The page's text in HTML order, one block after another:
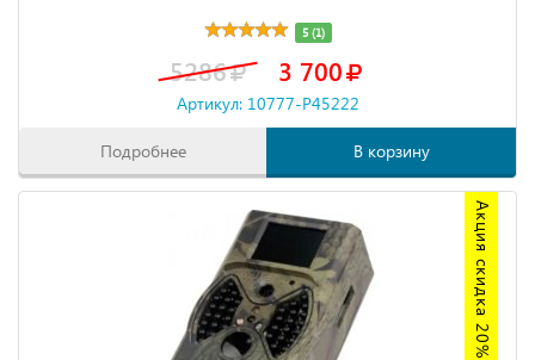
5 (1)
5286 3 700
Артикул: 10777-P45222
Подробнее В корзину
Акция скидка 20%